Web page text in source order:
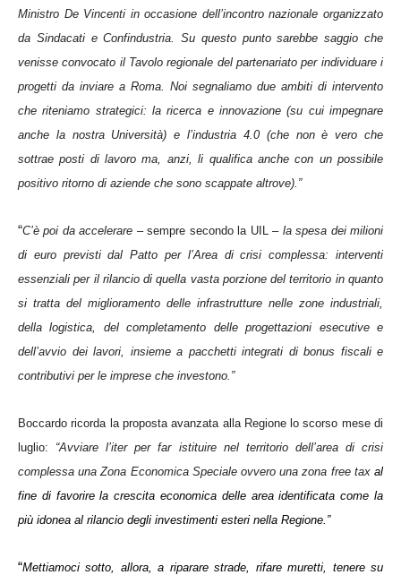
Ministro De Vincenti in occasione dell’incontro nazionale organizzato
da Sindacati e Confindustria. Su questo punto sarebbe saggio che
venisse convocato il Tavolo regionale del partenariato per individuare i
progetti da inviare a Roma. Noi segnaliamo due ambiti di intervento
che riteniamo strategici: la ricerca e innovazione (su cui impegnare
anche la nostra Università) e l’industria 4.0 (che non è vero che
sottrae posti di lavoro ma, anzi, li qualifica anche con un possibile
positivo ritorno di aziende che sono scappate altrove).”
“C’è poi da accelerare – sempre secondo la UIL –la spesa dei milioni
di euro previsti dal Patto per l’Area di crisi complessa: interventi
essenziali per il rilancio di quella vasta porzione del territorio in quanto
si tratta del miglioramento delle infrastrutture nelle zone industriali,
della logistica, del completamento delle progettazioni esecutive e
dell’avvio dei lavori, insieme a pacchetti integrati di bonus fiscali e
contributivi per le imprese che investono.”
Boccardo ricorda la proposta avanzata alla Regione lo scorso mese di
luglio: “Avviare l’iter per far istituire nel territorio dell’area di crisi
complessa una Zona Economica Speciale ovvero una zona free tax al
fine di favorire la crescita economica delle area identificata come la
più idonea al rilancio degli investimenti esteri nella Regione.”
“Mettiamoci sotto, allora, a riparare strade, rifare muretti, tenere su